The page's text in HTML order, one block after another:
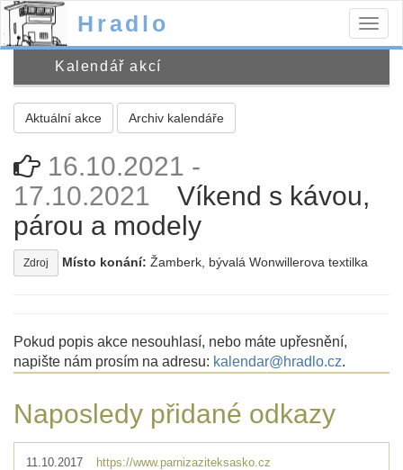
Hradlo
Kalendář akcí
Aktuální akce Archiv kalendáře
16.10.2021 -
17.10.2021
Víkend s kávou,
párou a modely
Zdroj Místo konání: Žamberk, bývalá Wonwillerova textilka
Pokud popis akce nesouhlasí, nebo máte upřesnění,
napište nám prosím na adresu: kalendar@hradlo.cz.
Naposledy přidané odkazy
11.10.2017 https://www.parnizaziteksasko.cz